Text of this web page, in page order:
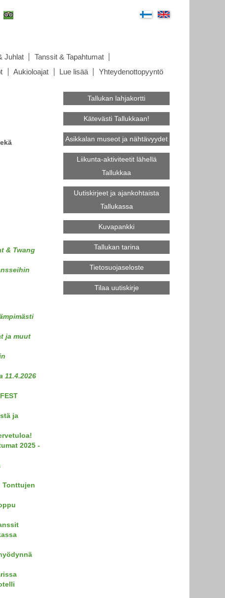
Juhlat
Tanssit & Tapahtumat
Aukioloajat Lue lisää Yhteydenottopyyntö
& Twang
ja muut
11.4.2026
ja
2025 -
Tonttujen
Tallukan lahjakortti
Kätevästi Tallukkaan!
Asikkalan museot ja nähtävyydet
Liikunta-aktiviteetit lähellä
Tallukkaa
Uutiskirjeet ja ajankohtaista
Tallukassa
Kuvapankki
Tallukan tarina
Tietosuojaseloste
Tilaa uutiskirje